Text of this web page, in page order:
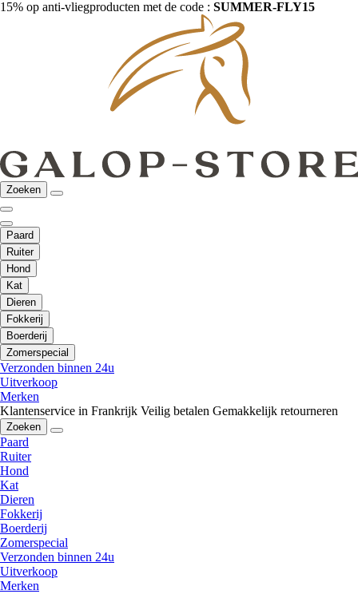
15% op anti-vliegproducten met de code : SUMMER-FLY15
Zoeken
Paard
Ruiter
Hond
Kat
Dieren
Fokkerij
Boerderij
Zomerspecial
Verzonden binnen 24u
Uitverkoop
Merken
Klantenservice in Frankrijk Veilig betalen Gemakkelijk retourneren
Zoeken
Paard
Ruiter
Hond
Kat
Dieren
Fokkerij
Boerderij
Zomerspecial
Verzonden binnen 24u
Uitverkoop
Merken